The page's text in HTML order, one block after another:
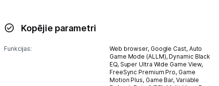
Kopējie parametri
Funkcijas: Web browser, Google Cast, Auto
Game Mode (ALLM), Dynamic Black
EQ, Super Ultra Wide Game View,
FreeSync Premium Pro, Game
Motion Plus, Game Bar, Variable